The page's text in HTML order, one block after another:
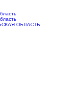
ОБЛАСТЬ